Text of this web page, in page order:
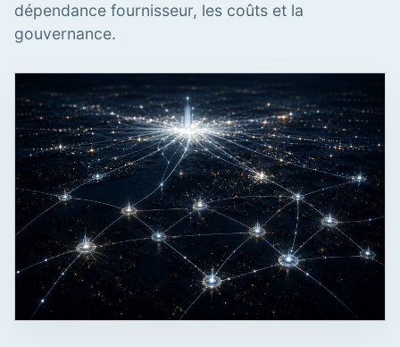
dépendance fournisseur, les coûts et la
gouvernance.